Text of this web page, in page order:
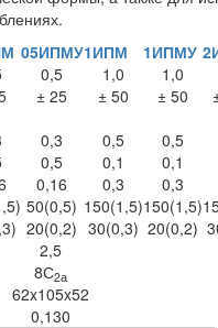
05ИПМУ1ИПМ 1ИПМУ
0,5 1,0 1,0
± 25 ± 50 ± 50
0,3
0,5
0,5
0,1
0,5
0,1
0,16 0,3 0,3
50(0,5) 150(1,5)150(1,5)
20(0,2) 30(0,3) 20(0,2)
2,5
8С2а
62x105x52
0,130